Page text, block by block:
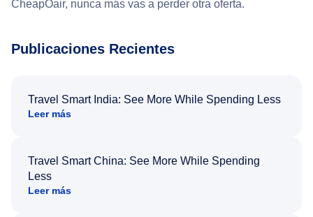
CheapOair, nunca más vas a perder otra oferta.
Publicaciones Recientes
Travel Smart India: See More While Spending Less
Leer más
Travel Smart China: See More While Spending
Less
Leer más